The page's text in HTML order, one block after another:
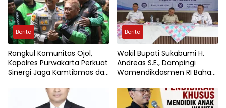
Berita
Rangkul Komunitas Ojol,
Kapolres Purwakarta Perkuat
Sinergi Jaga Kamtibmas dan
Berita
Wakil Bupati Sukabumi H.
Andreas S.E., Dampingi
Wamendikdasmen RI Bahas
Pendidikan di Sukabumi